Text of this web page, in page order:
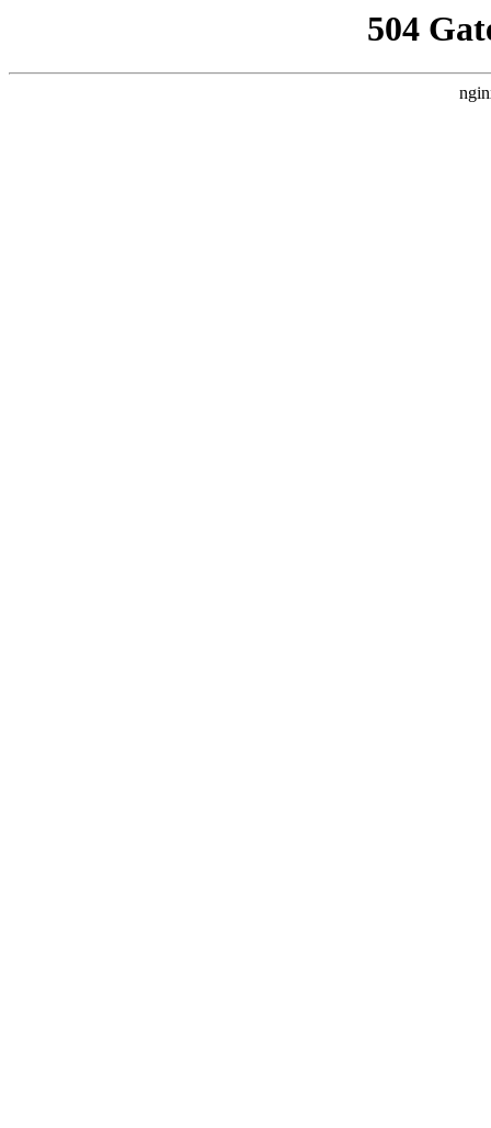
504